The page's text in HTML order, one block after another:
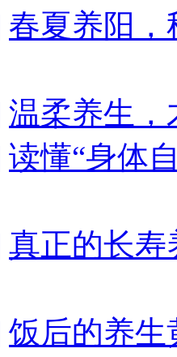
春夏养阳
温柔养生，
读懂“身体
真正的长寿
饭后的养生